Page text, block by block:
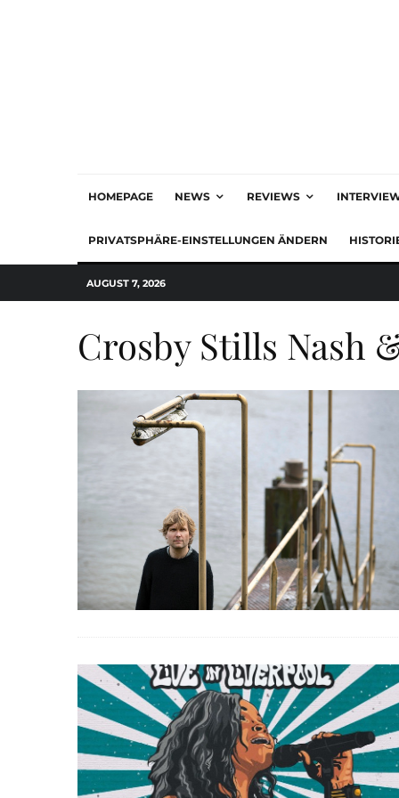
HOMEPAGE NEWS REVIEWS
PRIVATSPHÄRE-EINSTELLUNGEN ÄNDERN
AUGUST 7, 2026
Crosby Stills Nash